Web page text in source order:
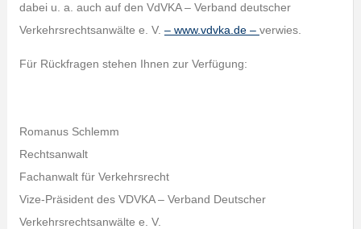
dabei u. a. auch auf den VdVKA – Verband deutscher
Verkehrsrechtsanwälte e. V. – www.vdvka.de – verwies.
Für Rückfragen stehen Ihnen zur Verfügung:
Romanus Schlemm
Rechtsanwalt
Fachanwalt für Verkehrsrecht
Vize-Präsident des VDVKA – Verband Deutscher
Verkehrsrechtsanwälte e. V.